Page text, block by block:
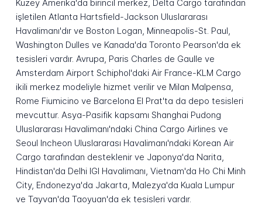
Kuzey Amerika'da birincil merkez, Delta Cargo tarafından
işletilen Atlanta Hartsfield-Jackson Uluslararası
Havalimanı'dır ve Boston Logan, Minneapolis-St. Paul,
Washington Dulles ve Kanada'da Toronto Pearson'da ek
tesisleri vardır. Avrupa, Paris Charles de Gaulle ve
Amsterdam Airport Schiphol'daki Air France-KLM Cargo
ikili merkez modeliyle hizmet verilir ve Milan Malpensa,
Rome Fiumicino ve Barcelona El Prat'ta da depo tesisleri
mevcuttur. Asya-Pasifik kapsamı Shanghai Pudong
Uluslararası Havalimanı'ndaki China Cargo Airlines ve
Seoul Incheon Uluslararası Havalimanı'ndaki Korean Air
Cargo tarafından desteklenir ve Japonya'da Narita,
Hindistan'da Delhi IGI Havalimanı, Vietnam'da Ho Chi Minh
City, Endonezya'da Jakarta, Malezya'da Kuala Lumpur
ve Tayvan'da Taoyuan'da ek tesisleri vardır.